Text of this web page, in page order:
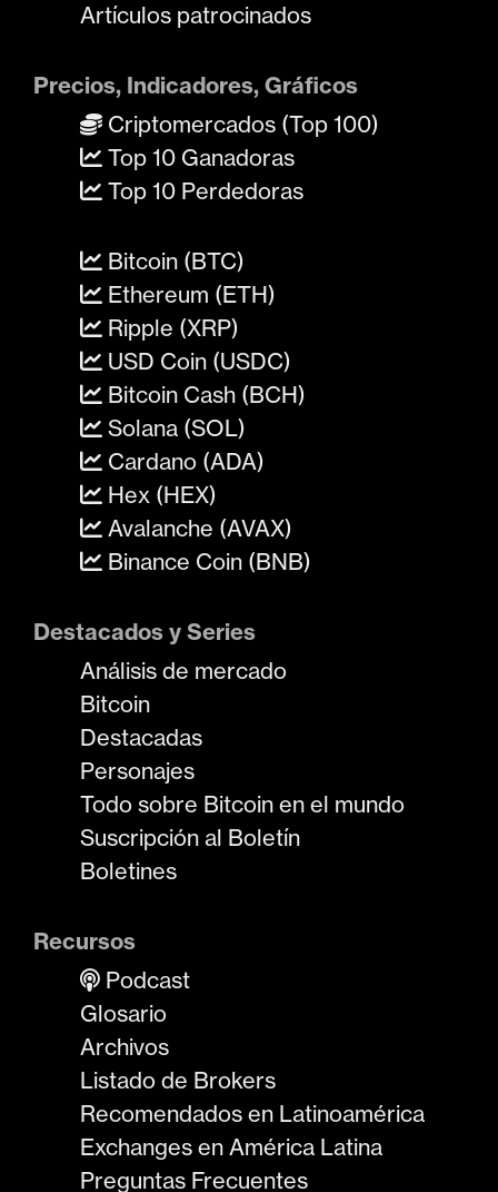
Artículos patrocinados
Precios, Indicadores, Gráficos
Criptomercados (Top 100)
Top 10 Ganadoras
Top 10 Perdedoras
Bitcoin (BTC)
Ethereum (ETH)
Ripple (XRP)
USD Coin (USDC)
Bitcoin Cash (BCH)
Solana (SOL)
Cardano (ADA)
Hex (HEX)
Avalanche (AVAX)
Binance Coin (BNB)
Destacados y Series
Análisis de mercado
Bitcoin
Destacadas
Personajes
Todo sobre Bitcoin en el mundo
Suscripción al Boletín
Boletines
Recursos
Podcast
Glosario
Archivos
Listado de Brokers
Recomendados en Latinoamérica
Exchanges en América Latina
Preguntas Frecuentes